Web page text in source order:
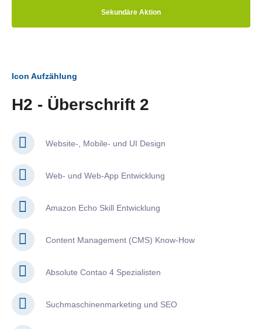
Sekundäre Aktion
Icon Aufzählung
H2 - Überschrift 2
Website-, Mobile- und UI Design
Web- und Web-App Entwicklung
Amazon Echo Skill Entwicklung
Content Management (CMS) Know-How
Absolute Contao 4 Spezialisten
Suchmaschinenmarketing und SEO